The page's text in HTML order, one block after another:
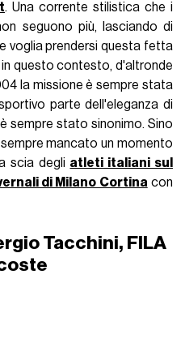
. Una corrente stilistica che i
seguono più, lasciando di
voglia prendersi questa fetta
questo contesto, d'altronde
la missione è sempre stata
parte dell'eleganza di
sempre stato sinonimo. Sino
mancato un momento
scia degli atleti italiani sul
di Milano Cortina con
Tacchini, FILA